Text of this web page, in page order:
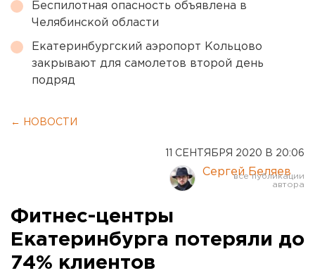
Беспилотная опасность объявлена в
Челябинской области
Екатеринбургский аэропорт Кольцово
закрывают для самолетов второй день
подряд
← НОВОСТИ
11 СЕНТЯБРЯ 2020 В 20:06
Сергей Беляев
Фитнес-центры
Екатеринбурга потеряли до
74% клиентов